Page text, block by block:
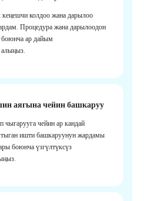
колдоо жана дарылоо
Процедура жана дарылоодон
ар дайым
алыңыз.
аягына чейин башкаруу
чыгарууга чейин ар кандай
ишти башкаруунун жардамы
боюнча үзгүлтүксүз